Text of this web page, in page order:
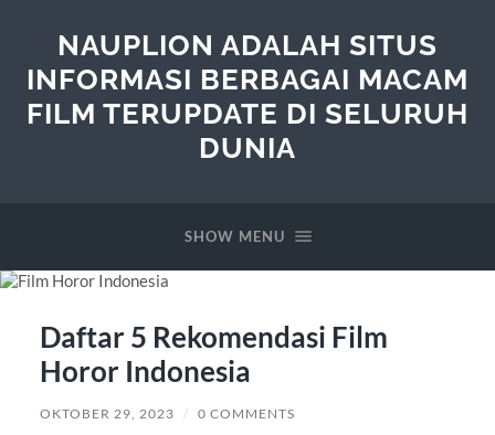
NAUPLION ADALAH SITUS
INFORMASI BERBAGAI MACAM
FILM TERUPDATE DI SELURUH
DUNIA
SHOW MENU
Daftar 5 Rekomendasi Film
Horor Indonesia
OKTOBER 29, 2023 / 0 COMMENTS